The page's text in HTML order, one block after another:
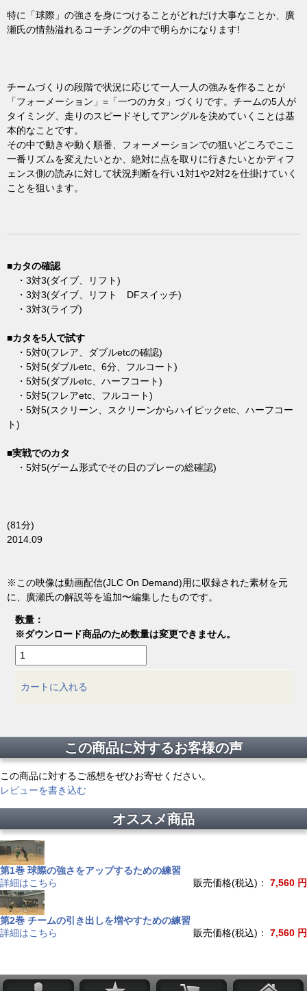
特に「球際」の強さを身につけることがどれだけ大事なことか、廣
瀬氏の情熱溢れるコーチングの中で明らかになります!
チームづくりの段階で状況に応じて一人一人の強みを作ることが
「フォーメーション」=「一つのカタ」づくりです。チームの5人が
タイミング、走りのスピードそしてアングルを決めていくことは基
本的なことです。
その中で動きや動く順番、フォーメーションでの狙いどころでここ
一番リズムを変えたいとか、絶対に点を取りに行きたいとかディフ
ェンス側の読みに対して状況判断を行い1対1や2対2を仕掛けていく
ことを狙います。
■カタの確認
・3対3(ダイブ、リフト)
・3対3(ダイブ、リフト DFスイッチ)
・3対3(ライブ)
■カタを5人で試す
・5対0(フレア、ダブルetcの確認)
・5対5(ダブルetc、6分、フルコート)
・5対5(ダブルetc、ハーフコート)
・5対5(フレアetc、フルコート)
・5対5(スクリーン、スクリーンからハイピックetc、ハーフコー
ト)
■実戦でのカタ
・5対5(ゲーム形式でその日のプレーの総確認)
(81分)
2014.09
※この映像は動画配信(JLC On Demand)用に収録された素材を元
に、廣瀬氏の解説等を追加〜編集したものです。
数量：
※ダウンロード商品のため数量は変更できません。
カートに入れる
この商品に対するお客様の声
この商品に対するご感想をぜひお寄せください。
レビューを書き込む
オススメ商品
第1巻 球際の強さをアップするための練習
販売価格(税込)：
7,560 円
詳細はこちら
第2巻 チームの引き出しを増やすための練習
販売価格(税込)：
7,560 円
詳細はこちら